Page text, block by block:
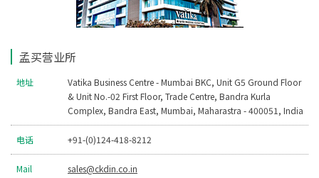
孟买营业所
地址
Vatika Business Centre - Mumbai BKC, Unit G5 Ground Floor
& Unit No.-02 First Floor, Trade Centre, Bandra Kurla
Complex, Bandra East, Mumbai, Maharastra - 400051, India
电话 +91-(0)124-418-8212
Mail sales@ckdin.co.in